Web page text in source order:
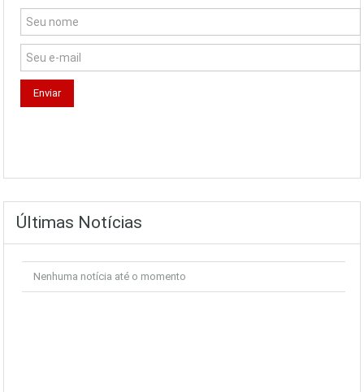
Últimas Notícias
Nenhuma notícia até o momento